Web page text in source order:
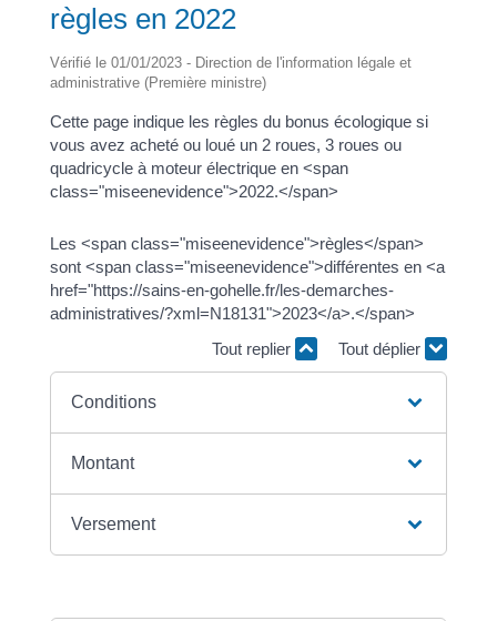
règles en 2022
Vérifié le 01/01/2023 - Direction de l'information légale et
administrative (Première ministre)
Cette page indique les règles du bonus écologique si
vous avez acheté ou loué un 2 roues, 3 roues ou
quadricycle à moteur électrique en <span
class="miseenevidence">2022.</span>
Les <span class="miseenevidence">règles</span>
sont <span class="miseenevidence">différentes en <a
href="https://sains-en-gohelle.fr/les-demarches-
administratives/?xml=N18131">2023</a>.</span>
Tout replier
Tout déplier
Conditions
Montant
Versement